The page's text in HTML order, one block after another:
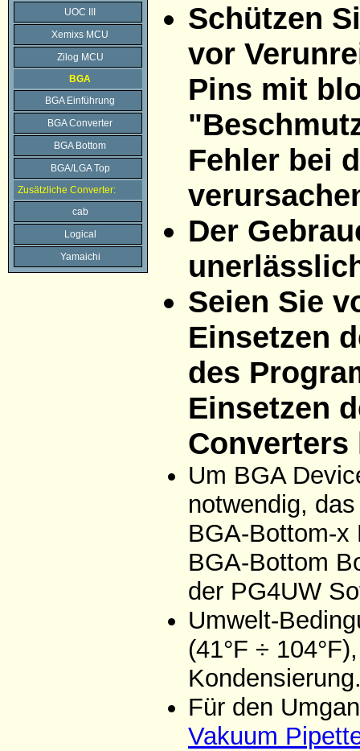
UOC III
Xemixs MCU
Zilog MCU
BGA
BGA Einführung
BGA Converter
BGA Bottom
BGA/LGA Top
Zusätzliche Converter:
cab
Logical
Yamaichi
Schützen
vor
Pins mit
Fehler bei
Der
Seien Sie
Einsetzen
des
Einsetzen
Converters
Um BGA
notwendig,
BGA-Bottom-x
BGA-Bottom
der PG4UW
Umwelt-
(41°F ÷
Für den
Vakuum